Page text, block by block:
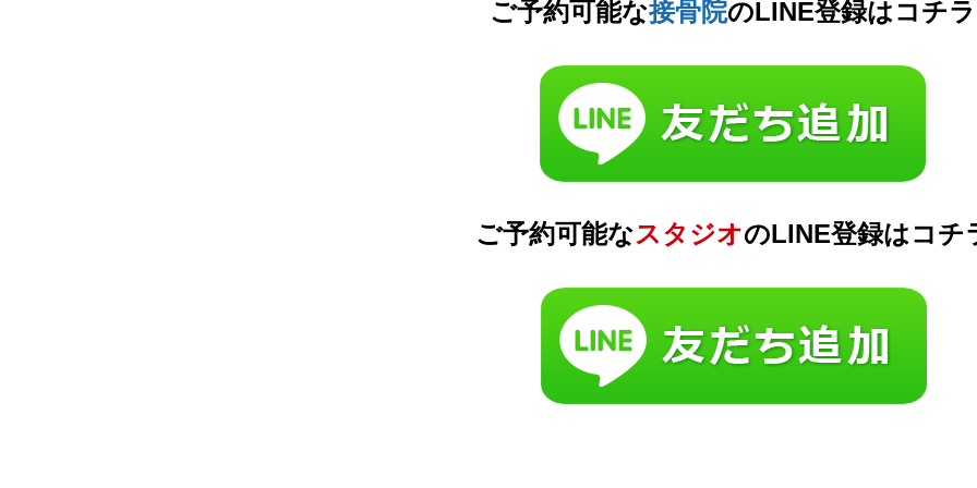
​ご予約可能な接骨院のLINE登録はコチラ
​ご予約可能なスタジオのLINE登録はコチ